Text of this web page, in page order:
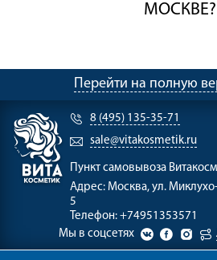
МОСКВЕ?
Перейти на полную
8 (495) 135-35-71
sale@vitakosmetik.ru
Пункт самовывоза
Адрес: Москва, ул.
5
Телефон: +74951353571
Мы в соцсетях